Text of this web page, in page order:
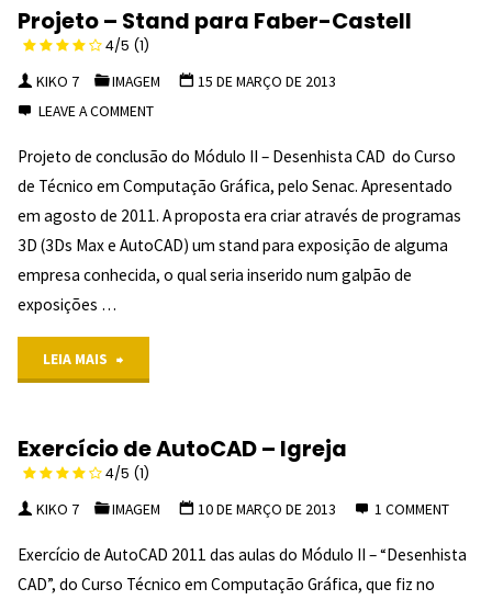
Conhecendo
Escola
de
Informática
4/5
Projeto – Stand para Faber-Castell
4/5 (1)
KIKO 7 IMAGEM
15 DE MARÇO DE 2013
LEAVE A COMMENT
Projeto de conclusão do Módulo II – Desenhista CAD do Curso
de Técnico em Computação Gráfica, pelo Senac. Apresentado
em agosto de 2011. A proposta era criar através de programas
3D (3Ds Max e AutoCAD) um stand para exposição de alguma
empresa conhecida, o qual seria inserido num galpão de
exposições …
LEIA MAIS
Stand
Castell
Exercício de AutoCAD – Igreja
4/5 (1)
KIKO 7 IMAGEM 10 DE MARÇO DE 2013 1 COMMENT
Exercício de AutoCAD 2011 das aulas do Módulo II – “Desenhista
CAD”, do Curso Técnico em Computação Gráfica, que fiz no